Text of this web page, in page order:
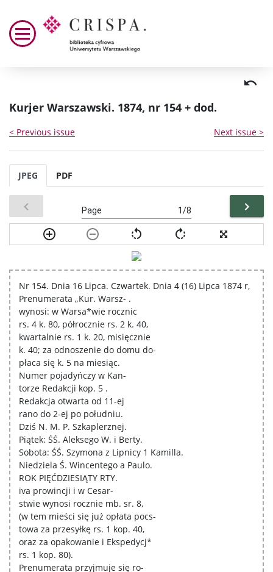
Kurjer Warszawski. 1874, nr 154 + dod.
< Previous issue Next issue >
JPEG PDF
Page /8
Nr 154. Dnia 16 Lipca. Czwartek. Dnia 4 (16) Lipca 1874 r,
Prenumerata „Kur. Warsz- .
wynosi: w Warsa*wie rocznic
rs. 4 k. 80, półrocznie rs. 2 k. 40,
kwartalnie rs. 1 k. 20, misięcznie
k. 40; za odnoszenie do domu do-
płaca się k. 5 na miesiąc.
Numer pojadyńczy w Kan-
torze Redakcji kop. 5 .
Redakcja otwarta od 11-ej
rano do 2-ej po południu.
Dziś N. M. P. Szkaplerznej.
Piątek: ŚŚ. Aleksego W. i Berty.
Sobota: ŚŚ. Szymona z Lipnicy 1 Kamilla.
Niedziela Ś. Wincentego a Paulo.
ROK PIĘĆDZIESIĄTY RTY.
iva prowincji i w Cesar-
stwie wynosi rocznie mb. sr. 8,
(w tem mieści się już opłata pocs-
towa za przesyłkę rs. 1 kop. 40,
oraz za opakowanie i Ekspedycj*
rs. 1 kop. 80).
Prenumerata przyjmuje się ro-